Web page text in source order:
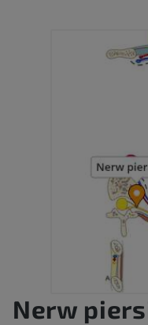
Nerw